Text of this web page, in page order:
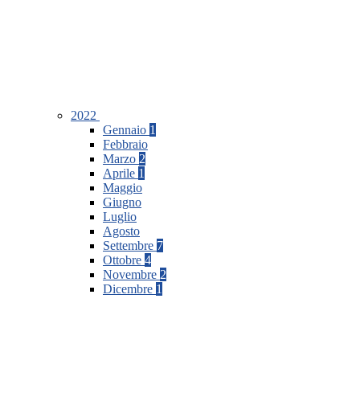
2022
Gennaio 1
Febbraio
Marzo 2
Aprile 1
Maggio
Giugno
Luglio
Agosto
Settembre 7
Ottobre 4
Novembre 2
Dicembre 1